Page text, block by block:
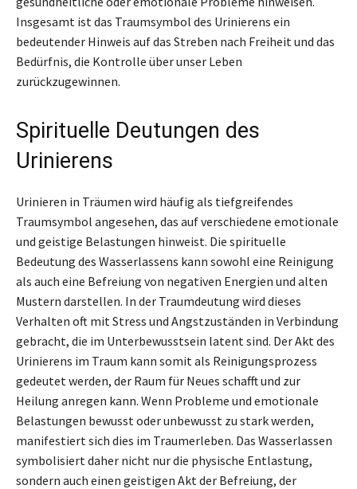
Insgesamt ist das Traumsymbol des Urinierens ein
bedeutender Hinweis auf das Streben nach Freiheit und das
Bedürfnis, die Kontrolle über unser Leben
zurückzugewinnen.
Spirituelle Deutungen des
Urinierens
Urinieren in Träumen wird häufig als tiefgreifendes
Traumsymbol angesehen, das auf verschiedene emotionale
und geistige Belastungen hinweist. Die spirituelle
Bedeutung des Wasserlassens kann sowohl eine Reinigung
als auch eine Befreiung von negativen Energien und alten
Mustern darstellen. In der Traumdeutung wird dieses
Verhalten oft mit Stress und Angstzuständen in Verbindung
gebracht, die im Unterbewusstsein latent sind. Der Akt des
Urinierens im Traum kann somit als Reinigungsprozess
gedeutet werden, der Raum für Neues schafft und zur
Heilung anregen kann. Wenn Probleme und emotionale
Belastungen bewusst oder unbewusst zu stark werden,
manifestiert sich dies im Traumerleben. Das Wasserlassen
symbolisiert daher nicht nur die physische Entlastung,
sondern auch einen geistigen Akt der Befreiung, der